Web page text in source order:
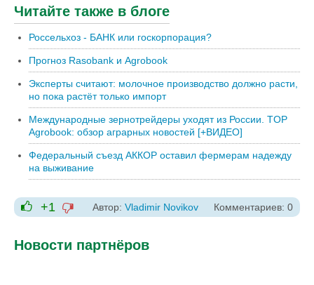
Читайте также в блоге
Россельхоз - БАНК или госкорпорация?
Прогноз Rasobank и Agrobook
Эксперты считают: молочное производство должно расти,
но пока растёт только импорт
Международные зернотрейдеры уходят из России. TOP
Agrobook: обзор аграрных новостей [+ВИДЕО]
Федеральный съезд АККОР оставил фермерам надежду
на выживание
+1
+1
-1
Автор: Vladimir Novikov Комментариев: 0
Новости партнёров